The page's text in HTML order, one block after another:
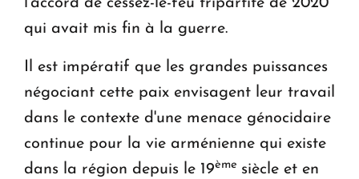
l'accord de cessez-le-feu tripartite de 2020
qui avait mis fin à la guerre.
Il est impératif que les grandes puissances
négociant cette paix envisagent leur travail
dans le contexte d'une menace génocidaire
continue pour la vie arménienne qui existe
dans la région depuis le 19ème siècle et en